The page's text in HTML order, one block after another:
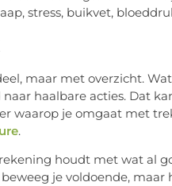
stress, buikvet,
maar met overzicht.
haalbare acties. Dat
waarop je omgaat met
.
houdt met wat al
je voldoende,